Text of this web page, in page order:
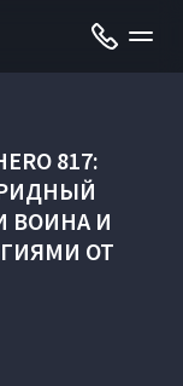
817:
ВОИНА И
ОТ